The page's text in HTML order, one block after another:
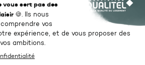
adressé une mention
Massacrier et Marine
Lyon. Elles reçoivent
valeur de 500€ pour
la vacance à l’habitat,